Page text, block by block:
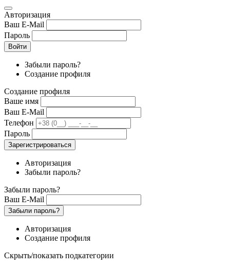
Авторизация
Ваш E-Mail
Пароль
Войти
Забыли пароль?
Создание профиля
Создание профиля
Ваше имя
Ваш E-Mail
Телефон
Пароль
Зарегистрироваться
Авторизация
Забыли пароль?
Забыли пароль?
Ваш E-Mail
Забыли пароль?
Авторизация
Создание профиля
Скрыть/показать подкатегории